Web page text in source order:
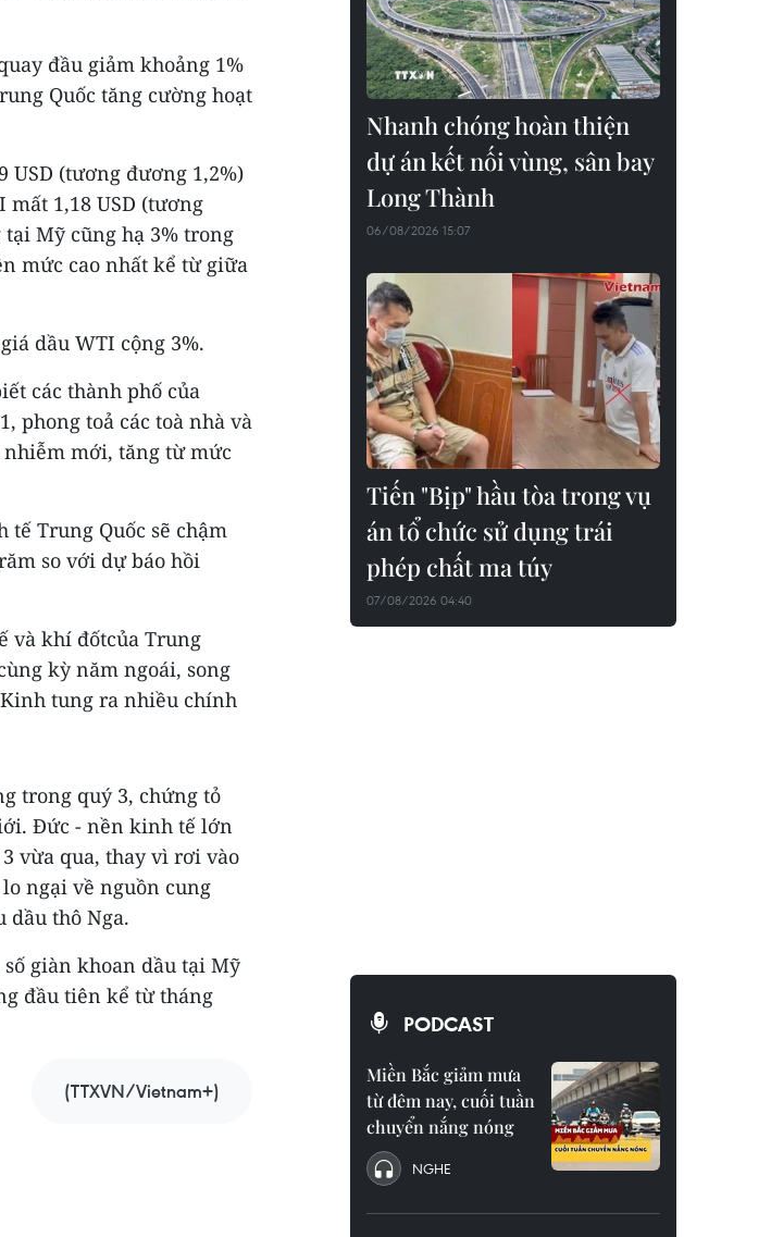
đầu giảm khoảng 1%
Quốc tăng cường hoạt
USD (tương đương 1,2%)
mất 1,18 USD (tương
tại Mỹ cũng hạ 3% trong
mức cao nhất kể từ giữa
dầu WTI cộng 3%.
các thành phố của
phong toả các toà nhà và
nhiễm mới, tăng từ mức
Trung Quốc sẽ chậm
so với dự báo hồi
và khí đốtcủa Trung
kỳ năm ngoái, song
tung ra nhiều chính
trong quý 3, chứng tỏ
Đức - nền kinh tế lớn
vừa qua, thay vì rơi vào
ngại về nguồn cung
thô Nga.
giàn khoan dầu tại Mỹ
đầu tiên kể từ tháng
(TTXVN/Vietnam+)
Nhanh chóng hoàn thiện
dự án kết nối vùng, sân bay
Long Thành
06/08/2026 15:07
Tiến "Bịp" hầu tòa trong vụ
án tổ chức sử dụng trái
phép chất ma túy
07/08/2026 04:40
PODCAST
Miền Bắc giảm mưa
từ đêm nay, cuối tuần
chuyển nắng nóng
NGHE